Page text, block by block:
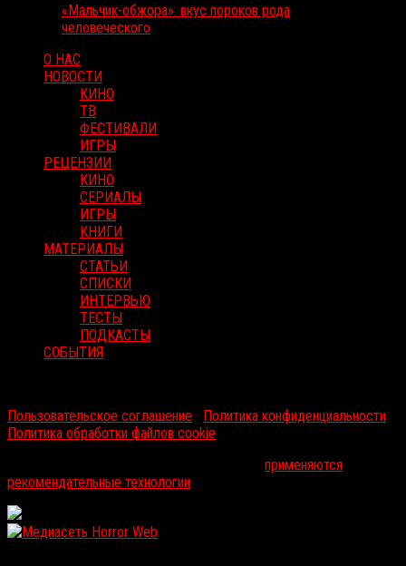
«Мальчик-обжора»: вкус пороков рода
человеческого
О НАС
НОВОСТИ
КИНО
ТВ
ФЕСТИВАЛИ
ИГРЫ
РЕЦЕНЗИИ
КИНО
СЕРИАЛЫ
ИГРЫ
КНИГИ
МАТЕРИАЛЫ
СТАТЬИ
СПИСКИ
ИНТЕРВЬЮ
ТЕСТЫ
ПОДКАСТЫ
СОБЫТИЯ
Пользовательское соглашение
Политика конфиденциальности
Политика обработки файлов cookie
применяются
рекомендательные технологии